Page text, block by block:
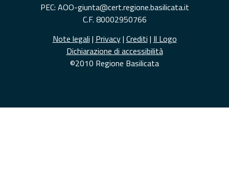
PEC: AOO-giunta@cert.regione.basilicata.it
C.F. 80002950766
Note legali | Privacy| Crediti | Il Logo
Dichiarazione di accessibilità
©2010 Regione Basilicata